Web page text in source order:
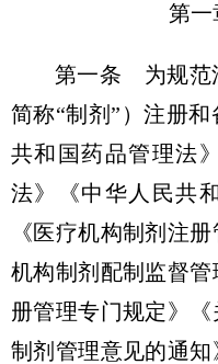
第
第一条 为规范
简称“制剂”）注册
共和国药品管理法
法》《中华人民共
《医疗机构制剂注
机构制剂配制监督
册管理专门规定》
制剂管理意见的通